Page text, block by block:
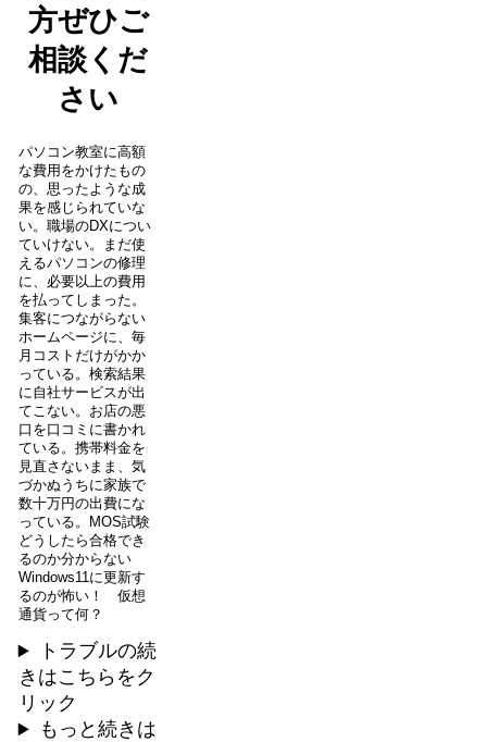
方ぜひご
相談くだ
さい
パソコン教室に高額
な費用をかけたもの
の、思ったような成
果を感じられていな
い。職場のDXについ
ていけない。まだ使
えるパソコンの修理
に、必要以上の費用
を払ってしまった。
集客につながらない
ホームページに、毎
月コストだけがかか
っている。検索結果
に自社サービスが出
てこない。お店の悪
口を口コミに書かれ
ている。携帯料金を
見直さないまま、気
づかぬうちに家族で
数十万円の出費にな
っている。MOS試験
どうしたら合格でき
るのか分からない
Windows11に更新す
るのが怖い！ 仮想
通貨って何？
トラブルの続
きはこちらをク
リック
もっと続きは